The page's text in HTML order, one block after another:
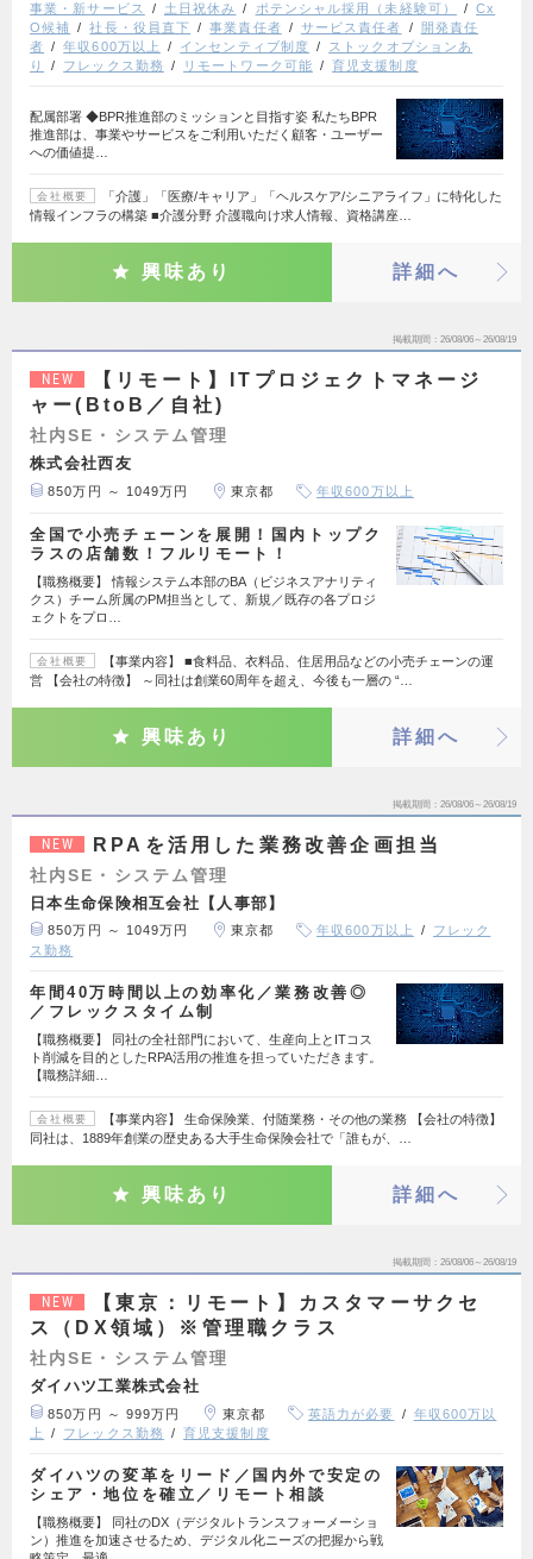
事業・新サービス
土日祝休み ポテンシャル採用（未経験可）
Cx
O候補
社長・役員直下 事業責任者 サービス責任者
開発責任
者
年収600万以上 インセンティブ制度
ストックオプションあ
り
フレックス勤務 リモートワーク可能 育児支援制度
配属部署 ◆BPR推進部のミッションと目指す姿 私たちBPR
推進部は、事業やサービスをご利用いただく顧客・ユーザー
への価値提…
会社概要
「介護」「医療/キャリア」「ヘルスケア/シニアライフ」に特化した
情報インフラの構築 ■介護分野 介護職向け求人情報、資格講座…
興味あり 詳細へ
掲載期間 26/08/06～26/08/19
NEW
【リモート】ITプロジェクトマネージ
ャー(BtoB／自社)
社内SE・システム管理
株式会社西友
850万円 ～ 1049万円 東京都 年収600万以上
全国で小売チェーンを展開！国内トップク
ラスの店舗数！フルリモート！
【職務概要】 情報システム本部のBA（ビジネスアナリティ
クス）チーム所属のPM担当として、新規／既存の各プロジ
ェクトをプロ…
会社概要
【事業内容】 ■食料品、衣料品、住居用品などの小売チェーンの運
営 【会社の特徴】 ～同社は創業60周年を超え、今後も一層の “…
興味あり 詳細へ
掲載期間 26/08/06～26/08/19
NEW RPAを活用した業務改善企画担当
社内SE・システム管理
日本生命保険相互会社【人事部】
850万円 ～ 1049万円 東京都 年収600万以上
フレック
ス勤務
年間40万時間以上の効率化／業務改善◎
／フレックスタイム制
【職務概要】 同社の全社部門において、生産向上とITコス
ト削減を目的としたRPA活用の推進を担っていただきます。
【職務詳細…
会社概要
【事業内容】 生命保険業、付随業務・その他の業務 【会社の特徴】
同社は、1889年創業の歴史ある大手生命保険会社で「誰もが、…
興味あり 詳細へ
掲載期間 26/08/06～26/08/19
NEW
【東京：リモート】カスタマーサクセ
ス（DX領域）※管理職クラス
社内SE・システム管理
ダイハツ工業株式会社
850万円 ～ 999万円 東京都 英語力が必要
年収600万以
上
フレックス勤務 育児支援制度
ダイハツの変革をリード／国内外で安定の
シェア・地位を確立／リモート相談
【職務概要】 同社のDX（デジタルトランスフォーメーショ
ン）推進を加速させるため、デジタル化ニーズの把握から戦